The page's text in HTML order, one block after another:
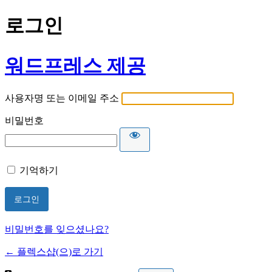
로그인
워드프레스 제공
사용자명 또는 이메일 주소
비밀번호
기억하기
비밀번호를 잊으셨나요?
← 플렉스샵(으)로 가기